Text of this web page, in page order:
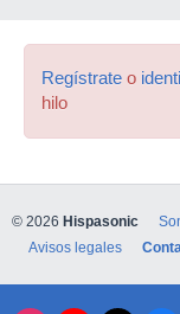
Regístrate o
hilo
© 2026 Hispasonic
Avisos legales